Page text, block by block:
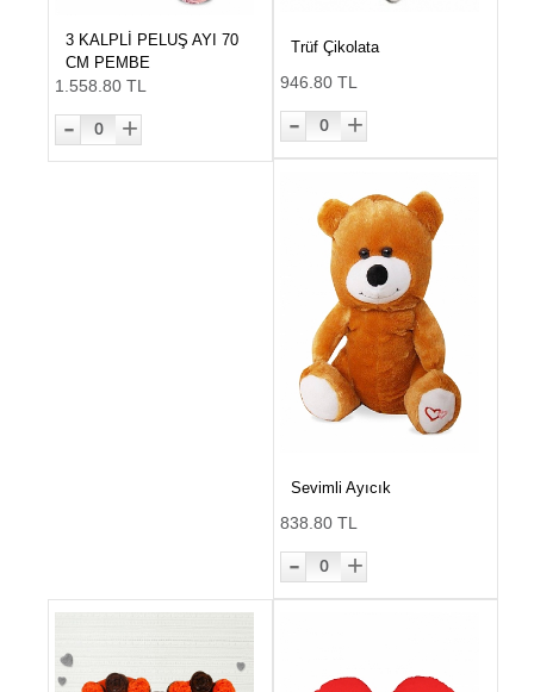
3 KALPLİ PELUŞ AYI 70
CM PEMBE
1.558.80 TL
- 0 +
Trüf Çikolata
946.80 TL
- 0 +
Sevimli Ayıcık
838.80 TL
- 0 +